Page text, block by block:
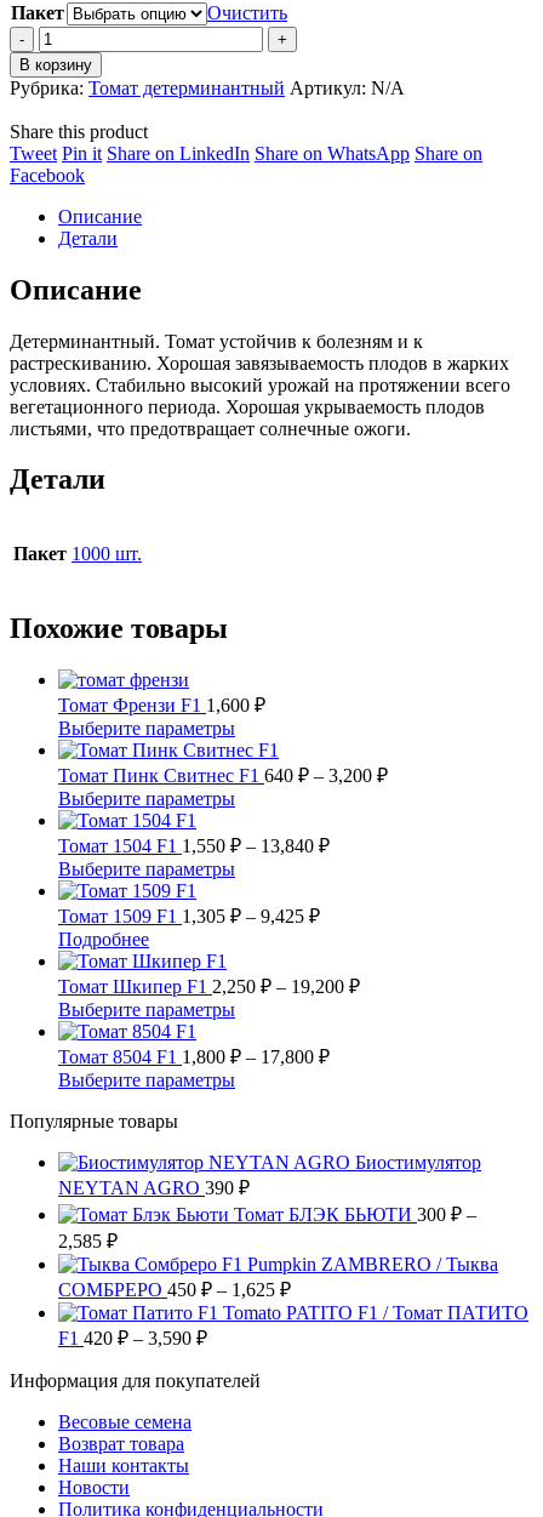
Пакет
Очистить
Томат
CA-
115
F1
quantity
В корзину
Рубрика: Томат детерминантный Артикул: N/A
Share this product
TweetShare
on
Pin itShare
Share on LinkedIn Share
Share on WhatsAppShare
Share on
FacebookShare
Facebook
Описание
Детали
Описание
Детерминантный. Томат устойчив к болезням и к
растрескиванию. Хорошая завязываемость плодов в жарких
условиях. Стабильно высокий урожай на протяжении всего
вегетационного периода. Хорошая укрываемость плодов
листьями, что предотвращает солнечные ожоги.
Детали
Пакет 1000 шт.
Похожие товары
Томат Френзи F1 1,600 ₽
Выберите параметрыЭтот
товар
имеет
несколько
вариаций.
Опции
можно
выбрать
странице
Томат Пинк Свитнес F1 640 ₽ – 3,200 ₽Диапазон
Выберите параметрыЭтот
имеет
несколько
вариаций.
Опции
можно
странице
товара.
Томат 1504 F1 1,550 ₽ – 13,840 ₽Диапазон
Выберите параметрыЭтот
имеет
Опции
можно
выбрать
странице
товара.
Томат 1509 F1 1,305 ₽ – 9,425 ₽Диапазон
–
ПодробнееЭтот
товар
имеет
несколько
вариаций.
Опции
можно
выбрать
странице
товара.
Томат Шкипер F1 2,250 ₽ – 19,200 ₽Диапазон
Выберите параметрыЭтот
имеет
несколько
вариаций.
выбрать
на
странице
товара.
Томат 8504 F1 1,800 ₽ – 17,800 ₽Диапазон
Выберите параметрыЭтот
вариаций.
Опции
можно
на
странице
товара.
Популярные товары
Биостимулятор
NEYTAN AGRO 390 ₽
Томат БЛЭК БЬЮТИ 300 ₽ –
2,585 ₽Диапазон
цен:
300 ₽
–
2,585 ₽
Pumpkin ZAMBRERO / Тыква
СОМБРЕРО 450 ₽ – 1,625 ₽Диапазон
цен:
Tomato PATITO F1 / Томат ПАТИТО
F1 420 ₽ – 3,590 ₽Диапазон
420 ₽
Информация для покупателей
Весовые семена
Возврат товара
Наши контакты
Новости
Политика конфиденциальности